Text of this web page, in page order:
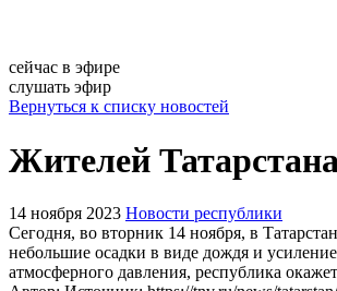
сейчас в эфире
слушать эфир
Вернуться к списку новостей
Жителей
14 ноября 2023 Новости республики
Сегодня, во вторник 14 ноября, в
небольшие осадки в виде дождя и
атмосферного давления, республика